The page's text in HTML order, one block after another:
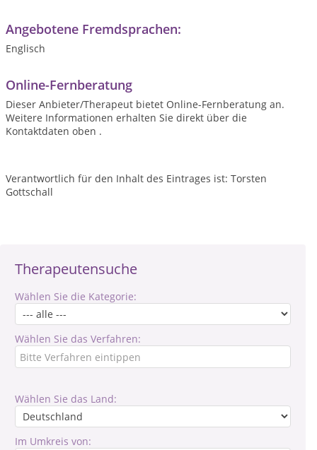
Therapeutensuche
Wählen Sie die Kategorie:
Wählen Sie das Verfahren:
Wählen Sie das Land:
Im Umkreis von:
Angebotene Fremdsprachen:
Englisch
Online-Fernberatung
Dieser Anbieter/Therapeut bietet Online-Fernberatung an.
Weitere Informationen erhalten Sie direkt über die
Kontaktdaten oben .
Verantwortlich für den Inhalt des Eintrages ist: Torsten
Gottschall